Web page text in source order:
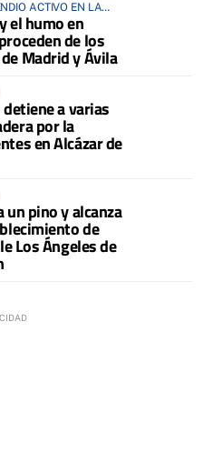
ACTIVO EN LA
el humo en
de los
Madrid y Ávila
a varias
por la
en Alcázar de
un pino y alcanza
de
Los Ángeles de